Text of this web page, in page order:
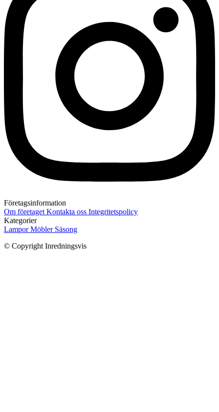
Företagsinformation
Om företaget Kontakta oss Integritetspolicy
Kategorier
LamporMöbler Säsong
© Copyright Inredningsvis